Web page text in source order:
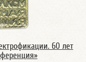
60 лет